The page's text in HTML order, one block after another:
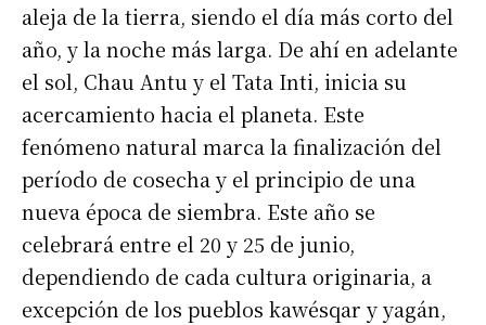
aleja de la tierra, siendo el día más corto del
año, y la noche más larga. De ahí en adelante
el sol, Chau Antu y el Tata Inti, inicia su
acercamiento hacia el planeta. Este
fenómeno natural marca la finalización del
período de cosecha y el principio de una
nueva época de siembra. Este año se
celebrará entre el 20 y 25 de junio,
dependiendo de cada cultura originaria, a
excepción de los pueblos kawésqar y yagán,